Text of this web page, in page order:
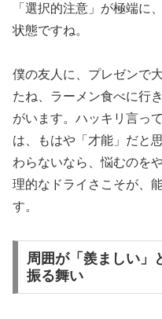
「 選択的注意 」が極端に
状態ですね。
僕の友人に、プレゼンで
たね、ラーメン食べに行
がいます。ハッキリ言っ
は、もはや「才能」だと
わらないなら、悩むのを
理的なドライさこそが、
す。
周囲が「羨ましい」
振る舞い